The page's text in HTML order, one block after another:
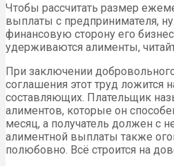
Чтобы рассчитать размер
выплаты с предпринимателя,
финансовую сторону его
удерживаются алименты,
При заключении
соглашения этот труд ложится
составляющих. Плательщик
алиментов, которые он
месяц, а получатель должен с
алиментной выплаты также
полюбовно. Всё строится на